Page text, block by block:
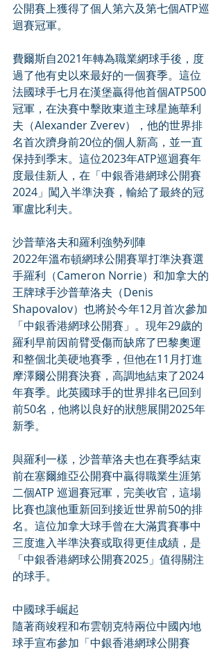
公開賽上獲得了個人第六及第七個ATP巡
迴賽冠軍。
費爾斯自2021年轉為職業網球手後，度
過了他有史以來最好的一個賽季。這位
法國球手七月在漢堡贏得他首個ATP500
冠軍，在決賽中擊敗東道主球星施華利
夫（Alexander Zverev），他的世界排
名首次躋身前20位的個人新高，並一直
保持到季末。這位2023年ATP巡迴賽年
度最佳新人，在「中銀香港網球公開賽
2024」闖入半準決賽，輸給了最終的冠
軍盧比利夫。
沙普華洛夫和羅利強勢列陣
2022年溫布頓網球公開賽單打準決賽選
手羅利（Cameron Norrie）和加拿大的
王牌球手沙普華洛夫（Denis
Shapovalov）也將於今年12月首次參加
「中銀香港網球公開賽」。現年29歲的
羅利早前因前臂受傷而缺席了巴黎奧運
和整個北美硬地賽季，但他在11月打進
摩澤爾公開賽決賽，高調地結束了2024
年賽季。此英國球手的世界排名已回到
前50名，他將以良好的狀態展開2025年
新季。
與羅利一樣，沙普華洛夫也在賽季結束
前在塞爾維亞公開賽中贏得職業生涯第
二個ATP 巡迴賽冠軍，完美收官，這場
比賽也讓他重新回到接近世界前50的排
名。這位加拿大球手曾在大滿貫賽事中
三度進入半準決賽或取得更佳成績，是
「中銀香港網球公開賽2025」值得關注
的球手。
中國球手崛起
隨著商竣程和布雲朝克特兩位中國內地
球手宣布參加「中銀香港網球公開賽